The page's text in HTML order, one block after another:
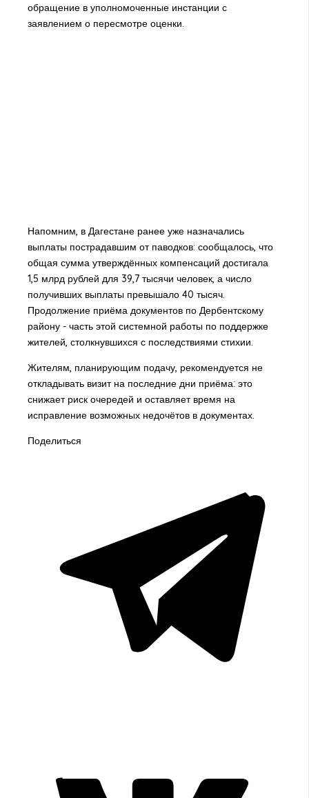
обращение в уполномоченные инстанции с
заявлением о пересмотре оценки.
Напомним, в Дагестане ранее уже назначались
выплаты пострадавшим от паводков: сообщалось, что
общая сумма утверждённых компенсаций достигала
1,5 млрд рублей для 39,7 тысячи человек, а число
получивших выплаты превышало 40 тысяч.
Продолжение приёма документов по Дербентскому
району - часть этой системной работы по поддержке
жителей, столкнувшихся с последствиями стихии.
Жителям, планирующим подачу, рекомендуется не
откладывать визит на последние дни приёма: это
снижает риск очередей и оставляет время на
исправление возможных недочётов в документах.
Поделиться